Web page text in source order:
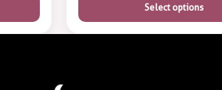
Select options